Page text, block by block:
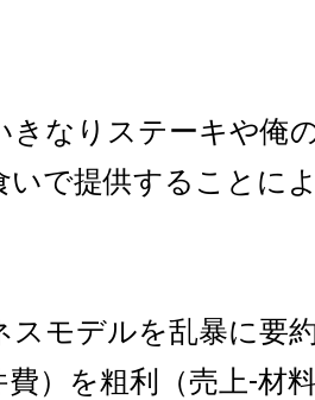
きなりステーキや俺
いで提供することに
スモデルを乱暴に要
費）を粗利（売上-材